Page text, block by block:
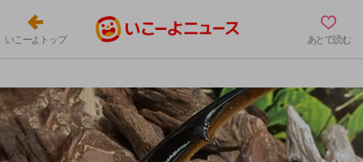
いこーよトップ あとで読む